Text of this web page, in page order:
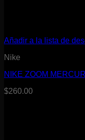
Añadir a la lista de
Nike
NIKE ZOOM
$260.00